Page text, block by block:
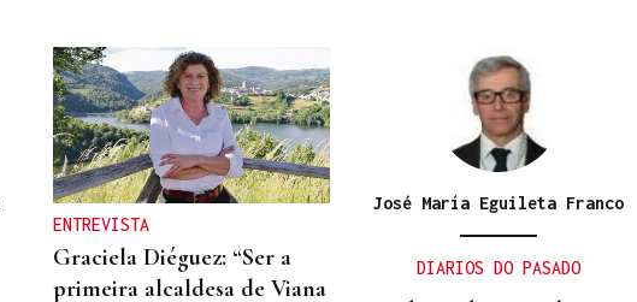
ENTREVISTA
Graciela Diéguez: “Ser a
primeira alcaldesa de Viana
José María Eguileta Franco
DIARIOS DO PASADO